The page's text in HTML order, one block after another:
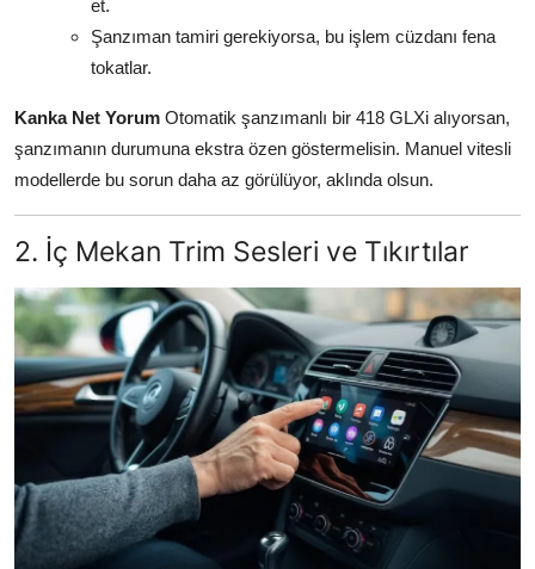
et.
Şanzıman tamiri gerekiyorsa, bu işlem cüzdanı fena
tokatlar.
Kanka Net Yorum Otomatik şanzımanlı bir 418 GLXi alıyorsan,
şanzımanın durumuna ekstra özen göstermelisin. Manuel vitesli
modellerde bu sorun daha az görülüyor, aklında olsun.
2. İç Mekan Trim Sesleri ve Tıkırtılar